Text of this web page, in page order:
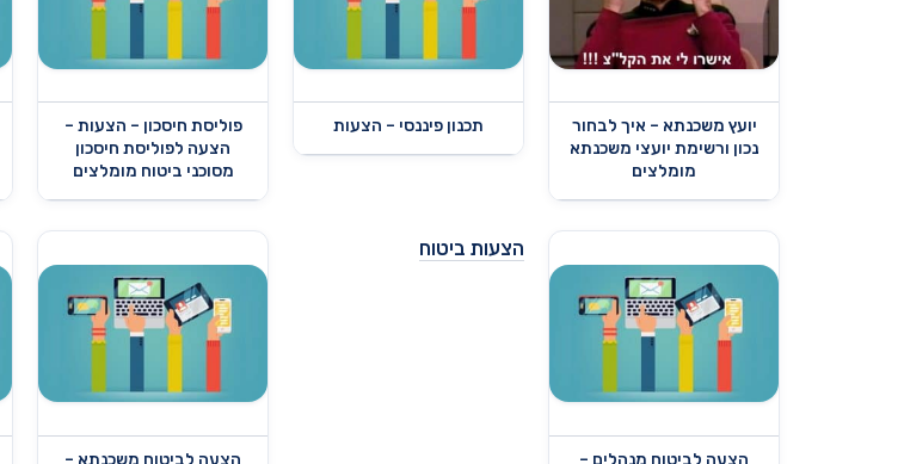
יועץ משכנתא – איך לבחור
נכון ורשימת יועצי משכנתא
מומלצים
תכנון פיננסי – הצעות
פוליסת חיסכון – הצעות –
הצעה לפוליסת חיסכון
מסוכני ביטוח מומלצים
הצעה לביטוח מנהלים –
הצעות ביטוח
הצעה לביטוח משכנתא –